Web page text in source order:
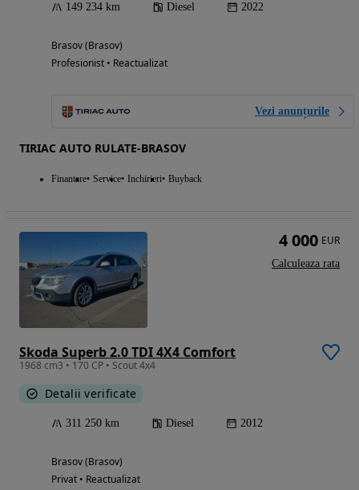
149 234 km Diesel 2022
Brasov (Brasov)
Profesionist • Reactualizat
Vezi anunțurile
TIRIAC AUTO RULATE-BRASOV
Finantare Service Inchirieri Buyback
Skoda Superb 2.0 TDI 4X4 Comfort
1968 cm3 • 170 CP • Scout 4x4
Detalii verificate
311 250 km Diesel 2012
Brasov (Brasov)
Privat • Reactualizat
4 000 EUR
Calculeaza rata